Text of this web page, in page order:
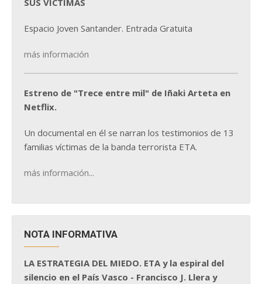
SUS VÍCTIMAS
Espacio Joven Santander. Entrada Gratuita
más información
Estreno de "Trece entre mil" de Iñaki Arteta en
Netflix.
Un documental en él se narran los testimonios de 13
familias víctimas de la banda terrorista ETA.
más información...
NOTA INFORMATIVA
LA ESTRATEGIA DEL MIEDO. ETA y la espiral del
silencio en el País Vasco - Francisco J. Llera y